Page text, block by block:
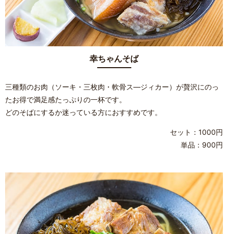
幸ちゃんそば
三種類のお肉（ソーキ・三枚肉・軟骨ス―ジィカー）が贅沢にのっ
たお得で満足感たっぷりの一杯です。
どのそばにするか迷っている方におすすめです。
セット：1000円
単品：900円